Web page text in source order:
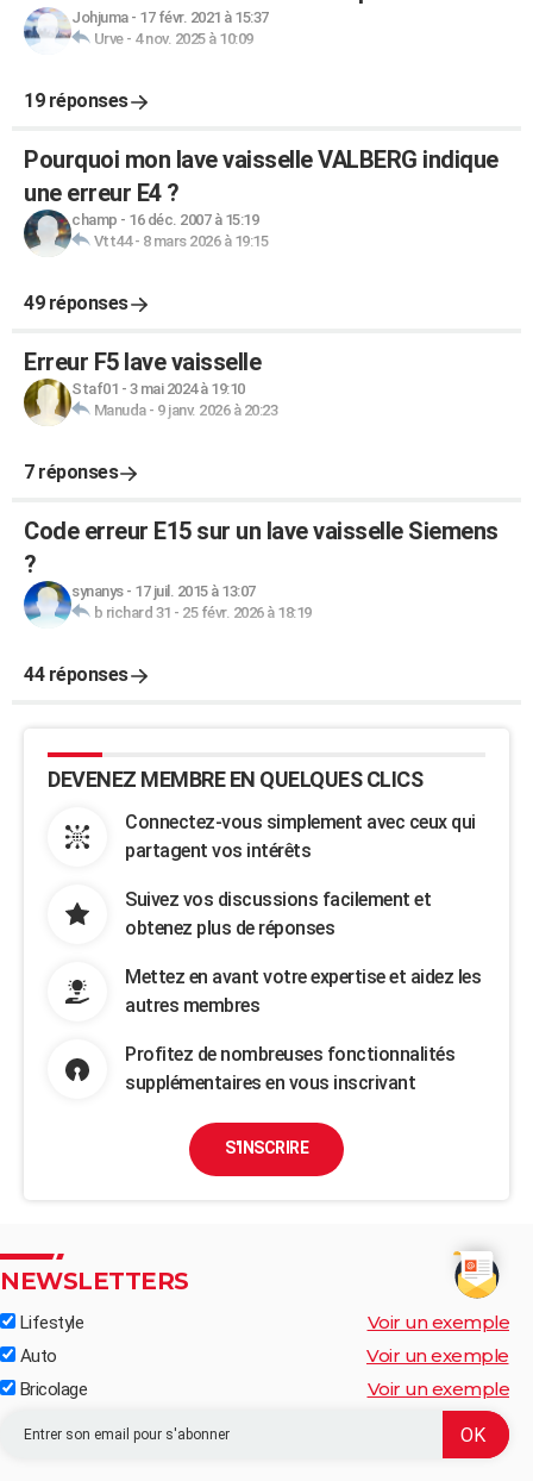
Johjuma- 17 févr. 2021 à 15:37
Urve- 4 nov. 2025 à 10:09
19 réponses
Pourquoi mon lave vaisselle VALBERG indique
une erreur E4 ?
champ - 16 déc. 2007 à 15:19
Vtt44- 8 mars 2026 à 19:15
49 réponses
Erreur F5 lave vaisselle
Staf01 - 3 mai 2024 à 19:10
Manuda- 9 janv. 2026 à 20:23
7 réponses
Code erreur E15 sur un lave vaisselle Siemens
?
synanys- 17 juil. 2015 à 13:07
b richard 31 - 25 févr. 2026 à 18:19
44 réponses
DEVENEZ MEMBRE EN QUELQUES CLICS
Connectez-vous simplement avec ceux qui
partagent vos intérêts
Suivez vos discussions facilement et
obtenez plus de réponses
Mettez en avant votre expertise et aidez les
autres membres
Profitez de nombreuses fonctionnalités
supplémentaires en vous inscrivant
S'INSCRIRE
NEWSLETTERS
Lifestyle Voir un exemple
Auto Voir un exemple
Bricolage Voir un exemple